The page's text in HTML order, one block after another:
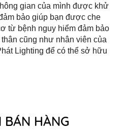
gian của mình được khử
bảo giúp bạn được che
từ bệnh nguy hiểm đảm bảo
cũng như nhân viên của
Lighting để có thể sở hữu
BÁN HÀNG